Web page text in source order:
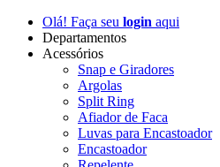
Olá! Faça seu login aqui
Departamentos
Acessórios
Snap e Giradores
Argolas
Split Ring
Afiador de Faca
Luvas para Encastoador
Encastoador